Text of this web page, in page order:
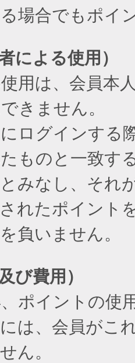
場合でもポイ
による使用）
用は、会員本
きません。
ログインする
ものと一致す
みなし、それ
れたポイント
負いません。
び費用）
ポイントの使
は、会員がこ
ん。